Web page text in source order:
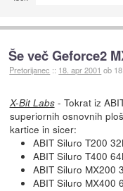
Še več Geforce2
Pretorijanec :: 18. apr 2001 ob
X-Bit Labs- Tokrat iz
superiornih osnovnih
kartice in sicer:
ABIT Siluro T200
ABIT Siluro T400
ABIT Siluro MX200
ABIT Siluro MX400